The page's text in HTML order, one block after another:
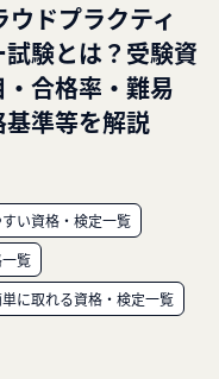
ウドプラクティ
験とは？受験資
合格率・難易
準等を解説
い資格・検定一覧
覧
に取れる資格・検定一覧